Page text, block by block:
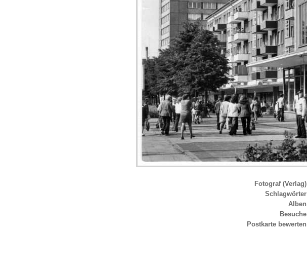
Fotograf (Verlag)
Schlagwörter
Alben
Besuche
Postkarte bewerten